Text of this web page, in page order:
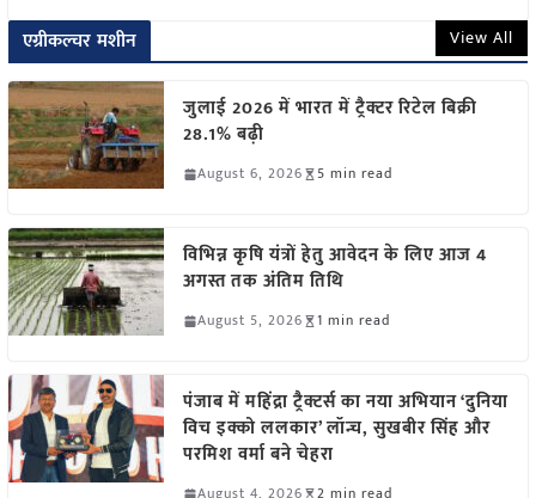
एग्रीकल्चर मशीन View All
जुलाई 2026 में भारत में ट्रैक्टर रिटेल बिक्री
28.1% बढ़ी
August 6, 2026 5 min read
विभिन्न कृषि यंत्रों हेतु आवेदन के लिए आज 4
अगस्त तक अंतिम तिथि
August 5, 2026 1 min read
पंजाब में महिंद्रा ट्रैक्टर्स का नया अभियान ‘दुनिया
विच इक्को ललकार’ लॉन्च, सुखबीर सिंह और
परमिश वर्मा बने चेहरा